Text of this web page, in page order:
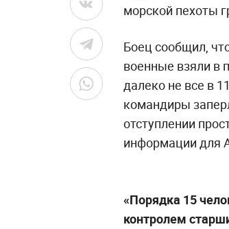
морской пехоты
Боец сообщил,
военные взяли в
далеко не все в
командиры
отступлении
информации для
«Порядка 15
контролем